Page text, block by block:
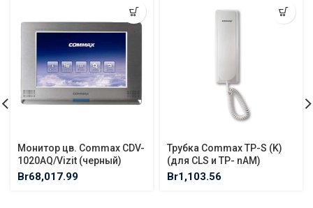
Монитор цв. Commax CDV-
1020AQ/Vizit (черный)
Br68,017.99
Трубка Commax TP-S (K)
(для CLS и TP- nAM)
Br1,103.56